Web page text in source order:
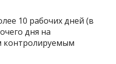
10 рабочих дней (в
дня на
контролируемым